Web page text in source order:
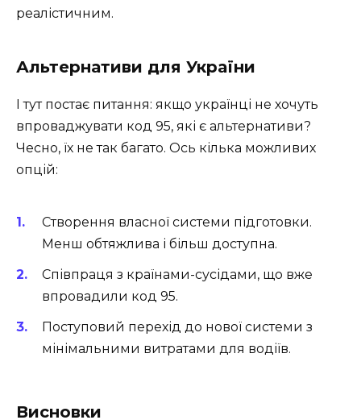
реалістичним.
Альтернативи для України
І тут постає питання: якщо українці не хочуть
впроваджувати код 95, які є альтернативи?
Чесно, їх не так багато. Ось кілька можливих
опцій:
Створення власної системи підготовки.
Менш обтяжлива і більш доступна.
Співпраця з країнами-сусідами, що вже
впровадили код 95.
Поступовий перехід до нової системи з
мінімальними витратами для водіїв.
Висновки